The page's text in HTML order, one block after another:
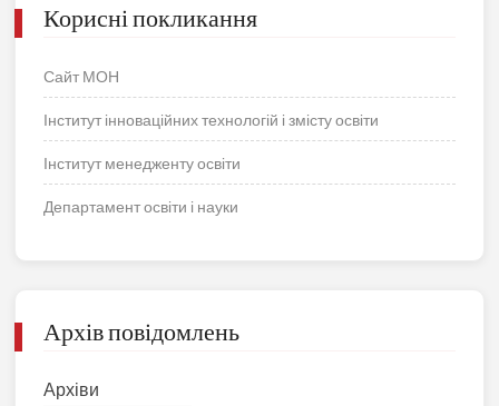
Корисні покликання
Сайт МОН
Інститут інноваційних технологій і змісту освіти
Інститут менедженту освіти
Департамент освіти і науки
Архів повідомлень
Архіви